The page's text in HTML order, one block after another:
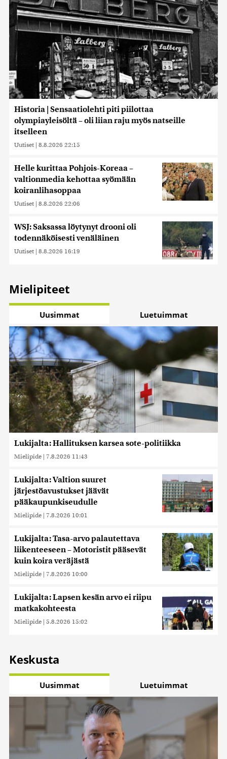
Historia | Sensaatiolehti piti piilottaa
olympiayleisöltä – oli liian raju myös natseille
itselleen
Uutiset | 8.8.2026 22:15
Helle kurittaa Pohjois-Koreaa –
valtionmedia kehottaa syömään
koiranlihasoppaa
Uutiset | 8.8.2026 22:06
WSJ: Saksassa löytynyt drooni oli
todennäköisesti venäläinen
Uutiset | 8.8.2026 16:19
Mielipiteet
Uusimmat Luetuimmat
Lukijalta: Hallituksen karsea sote-politiikka
Mielipide | 7.8.2026 11:43
Lukijalta: Valtion suuret
järjestöavustukset jäävät
pääkaupunkiseudulle
Mielipide | 7.8.2026 10:01
Lukijalta: Tasa-arvo palautettava
liikenteeseen – Motoristit pääsevät
kuin koira veräjästä
Mielipide | 7.8.2026 10:00
Lukijalta: Lapsen kesän arvo ei riipu
matkakohteesta
Mielipide | 5.8.2026 15:02
Keskusta
Uusimmat Luetuimmat